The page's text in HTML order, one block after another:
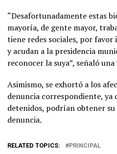
“Desafortunadamente estas
mayoría, de gente mayor,
tiene redes sociales, por
y acudan a la presidencia
reconocer la suya”, señaló una
Asimismo, se exhortó a los
denuncia correspondiente, ya
detenidos, podrían obtener
denuncia.
RELATED TOPICS: PRINCIPAL